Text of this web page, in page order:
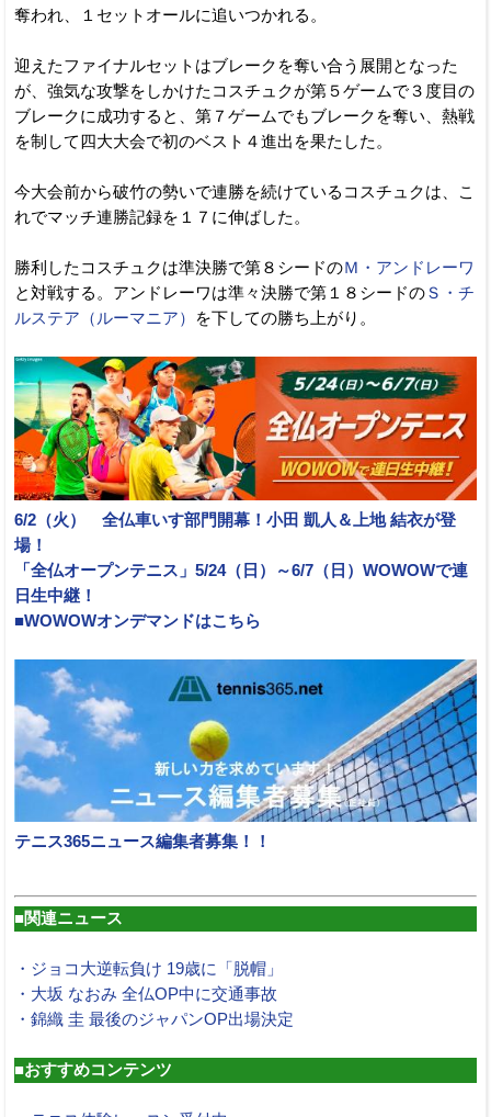
奪われ、１セットオールに追いつかれる。
迎えたファイナルセットはブレークを奪い合う展開となった
が、強気な攻撃をしかけたコスチュクが第５ゲームで３度目の
ブレークに成功すると、第７ゲームでもブレークを奪い、熱戦
を制して四大大会で初のベスト４進出を果たした。
今大会前から破竹の勢いで連勝を続けているコスチュクは、こ
れでマッチ連勝記録を１７に伸ばした。
勝利したコスチュクは準決勝で第８シードのＭ・アンドレーワ
と対戦する。アンドレーワは準々決勝で第１８シードのＳ・チ
ルステア（ルーマニア）
を下しての勝ち上がり。
6/2（火） 全仏車いす部門開幕！小田 凱人＆上地 結衣が登
場！
「全仏オープンテニス」5/24（日）～6/7（日）WOWOWで連
日生中継！
■WOWOWオンデマンドはこちら
テニス365ニュース編集者募集！！
■関連ニュース
・ジョコ大逆転負け 19歳に「脱帽」
・大坂 なおみ 全仏OP中に交通事故
・錦織 圭 最後のジャパンOP出場決定
■おすすめコンテンツ